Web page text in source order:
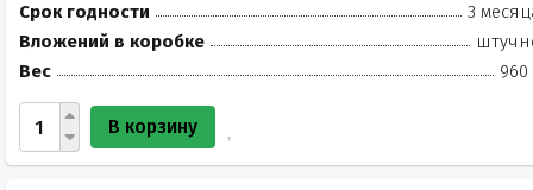
Срок годности
3
Вложений в коробке
Вес
960
В корзину